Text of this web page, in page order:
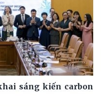
sáng kiến carbon